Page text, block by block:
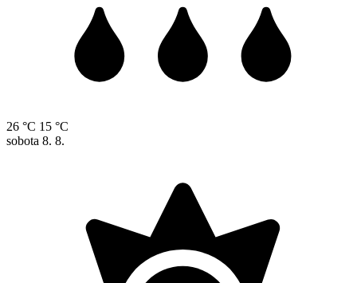
26 °C 15 °C
sobota 8. 8.